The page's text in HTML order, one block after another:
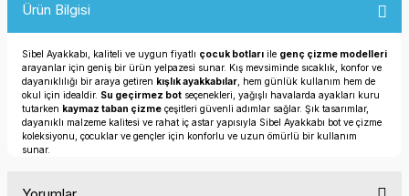
Ürün Bilgisi
Sibel Ayakkabı, kaliteli ve uygun fiyatlı çocuk botları ile genç çizme modelleri
arayanlar için geniş bir ürün yelpazesi sunar. Kış mevsiminde sıcaklık, konfor ve
dayanıklılığı bir araya getiren kışlık ayakkabılar , hem günlük kullanım hem de
okul için idealdir. Su geçirmez bot seçenekleri, yağışlı havalarda ayakları kuru
tutarken kaymaz taban çizme çeşitleri güvenli adımlar sağlar. Şık tasarımlar,
dayanıklı malzeme kalitesi ve rahat iç astar yapısıyla Sibel Ayakkabı bot ve çizme
koleksiyonu, çocuklar ve gençler için konforlu ve uzun ömürlü bir kullanım
sunar.